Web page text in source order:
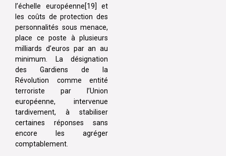
l’échelle européenne[19] et
les coûts de protection des
personnalités sous menace,
place ce poste à plusieurs
milliards d’euros par an au
minimum. La désignation
des Gardiens de la
Révolution comme entité
terroriste par l’Union
européenne, intervenue
tardivement, à stabiliser
certaines réponses sans
encore les agréger
comptablement.